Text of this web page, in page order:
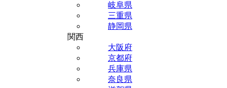
岐阜県
三重県
静岡県
関西
大阪府
京都府
兵庫県
奈良県